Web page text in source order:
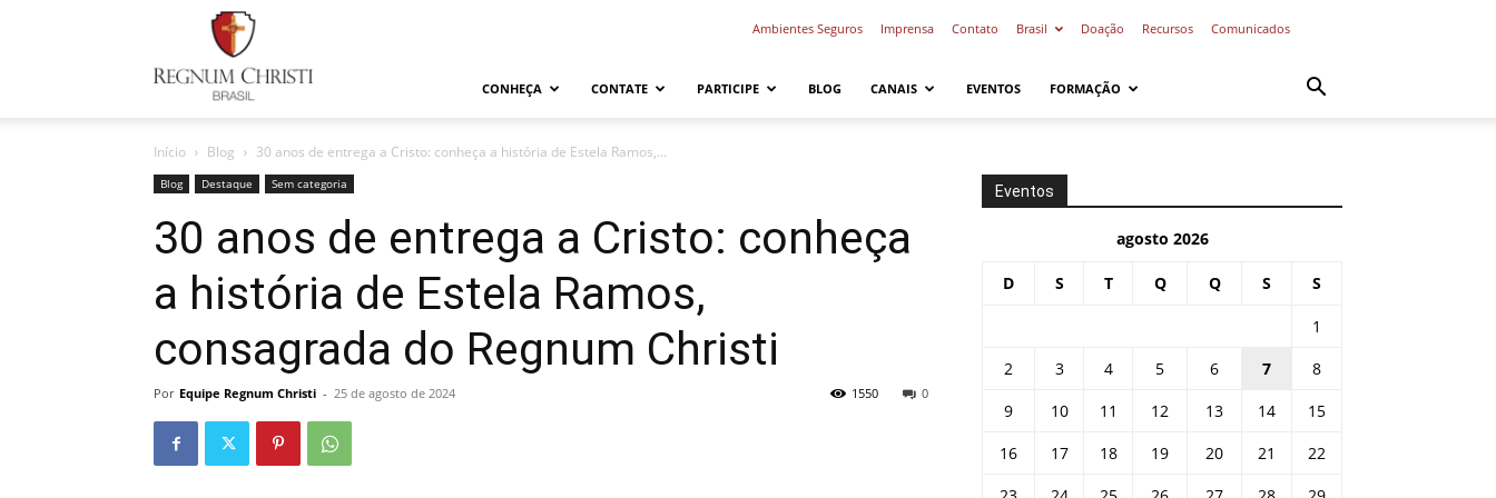
Regnum
Ambientes Seguros Imprensa Contato Brasil Doação Recursos Comunicados
CONHEÇA CONTATE PARTICIPE BLOG CANAIS EVENTOS FORMAÇÃO
Início Blog 30 anos de entrega a Cristo: conheça a história de Estela Ramos,...
Blog Destaque Sem categoria
30 anos de entrega a Cristo: conheça
a história de Estela Ramos,
consagrada do Regnum Christi
Por Equipe Regnum Christi - 25 de agosto de 2024 0
1550
Eventos
agosto 2026
D S T Q Q S S
1
2
3 4 5 6 7
8
9
10 11 12 13 14
15
16
17 18 19 20 21
22